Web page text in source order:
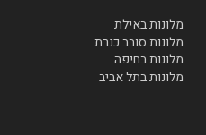
מלונות באילת
מלונות סובב כנרת
מלונות בחיפה
מלונות בתל אביב